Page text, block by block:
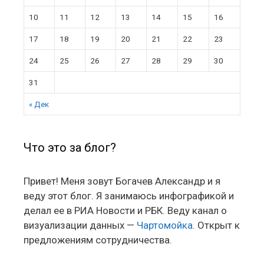
« Дек
10 11 12 13 14 15 16
17 18 19 20 21 22 23
24 25 26 27 28 29 30
31
Что это за блог?
Привет! Меня зовут Богачев Александр и я
веду этот блог. Я занимаюсь инфографикой и
делал ее в РИА Новости и РБК. Веду канал о
визуализации данных — Чартомойка. Открыт к
предложениям сотрудничества.